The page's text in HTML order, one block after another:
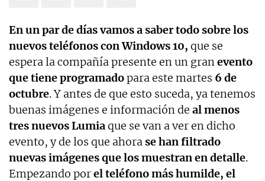
En un par de días vamos a saber todo sobre los
nuevos teléfonos con Windows 10, que se
espera la compañía presente en un granevento
que tiene programadopara este martes 6 de
octubre. Y antes de que esto suceda, ya tenemos
buenas imágenes e información de al menos
tres nuevos Lumiaque se van a ver en dicho
evento, y de los que ahorase han filtrado
nuevas imágenes que los muestran en detalle.
Empezando porel teléfono más humilde, el